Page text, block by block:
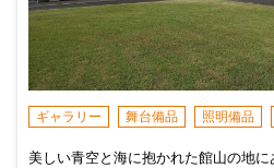
ギャラリー 舞台備品 照明備品
美しい青空と海に抱かれた館山の地